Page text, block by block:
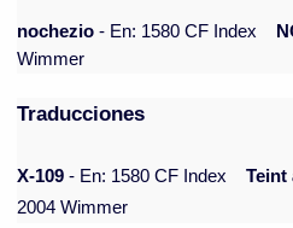
nochezio - En: 1580 CF Index
Wimmer
Traducciones
X-109 - En: 1580 CF Index Teint
2004 Wimmer